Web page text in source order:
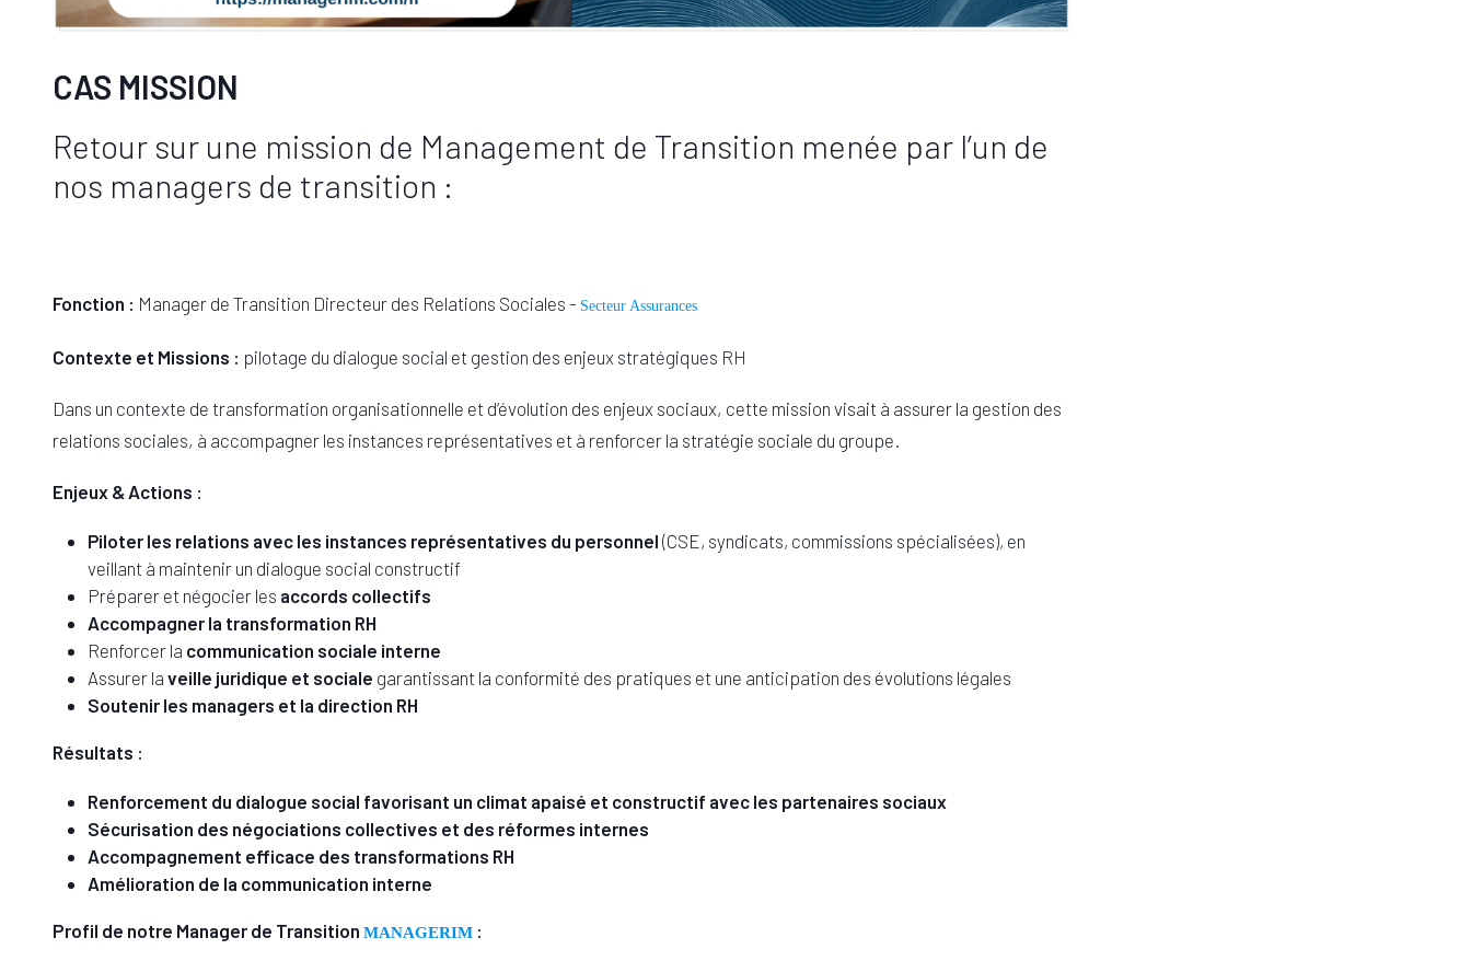
CAS MISSION
Retour sur une mission de Management de Transition menée par l’un de
nos managers de transition :
Fonction : Manager de Transition Directeur des Relations Sociales - Secteur Assurances
Contexte et Missions : pilotage du dialogue social et gestion des enjeux stratégiques RH
Dans un contexte de transformation organisationnelle et d’évolution des enjeux sociaux, cette mission visait à assurer la gestion des
relations sociales, à accompagner les instances représentatives et à renforcer la stratégie sociale du groupe.
Enjeux & Actions :
Piloter les relations avec les instances représentatives du personnel (CSE, syndicats, commissions spécialisées), en
veillant à maintenir un dialogue social constructif
Préparer et négocier les accords collectifs
Accompagner la transformation RH
Renforcer la communication sociale interne
Assurer la veille juridique et sociale garantissant la conformité des pratiques et une anticipation des évolutions légales
Soutenir les managers et la direction RH
Résultats :
Renforcement du dialogue social favorisant un climat apaisé et constructif avec les partenaires sociaux
Sécurisation des négociations collectives et des réformes internes
Accompagnement efficace des transformations RH
Amélioration de la communication interne
Profil de notre Manager de Transition MANAGERIM :